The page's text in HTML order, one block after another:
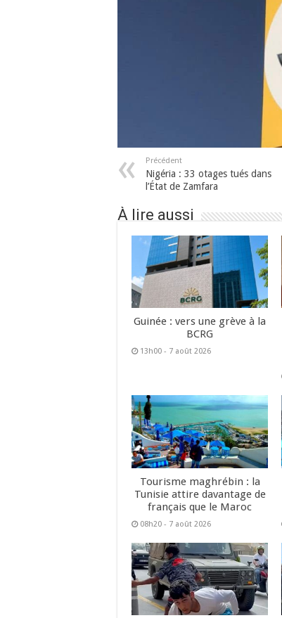
Précédent
Nigéria : 33 otages tués dans
l’État de Zamfara
À lire aussi
Guinée : vers une grève à la
BCRG
13h00 - 7 août 2026
Tourisme maghrébin : la
Tunisie attire davantage de
français que le Maroc
08h20 - 7 août 2026